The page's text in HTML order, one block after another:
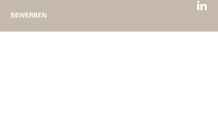
BEWERBEN